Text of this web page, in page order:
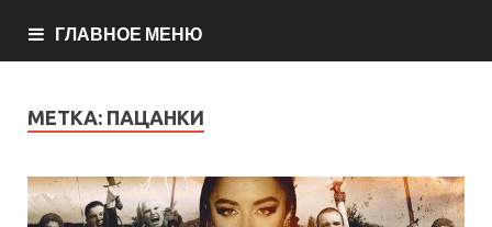
ГЛАВНОЕ МЕНЮ
МЕТКА: ПАЦАНКИ